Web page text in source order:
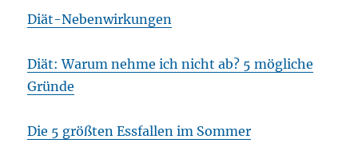
Diät-Nebenwirkungen
Diät: Warum nehme ich nicht ab? 5 mögliche
Gründe
Die 5 größten Essfallen im Sommer